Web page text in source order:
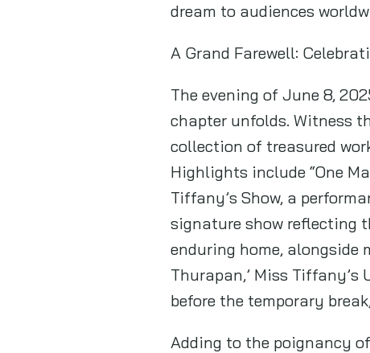
dream to audiences
A Grand Farewell:
The evening of June 8,
chapter unfolds. Witness
collection of treasured
Highlights include “One
Tiffany’s Show, a
signature show reflecting
enduring home, alongside
Thurapan,’ Miss
before the temporary
Adding to the poignancy